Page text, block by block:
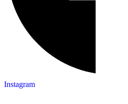
Instagram